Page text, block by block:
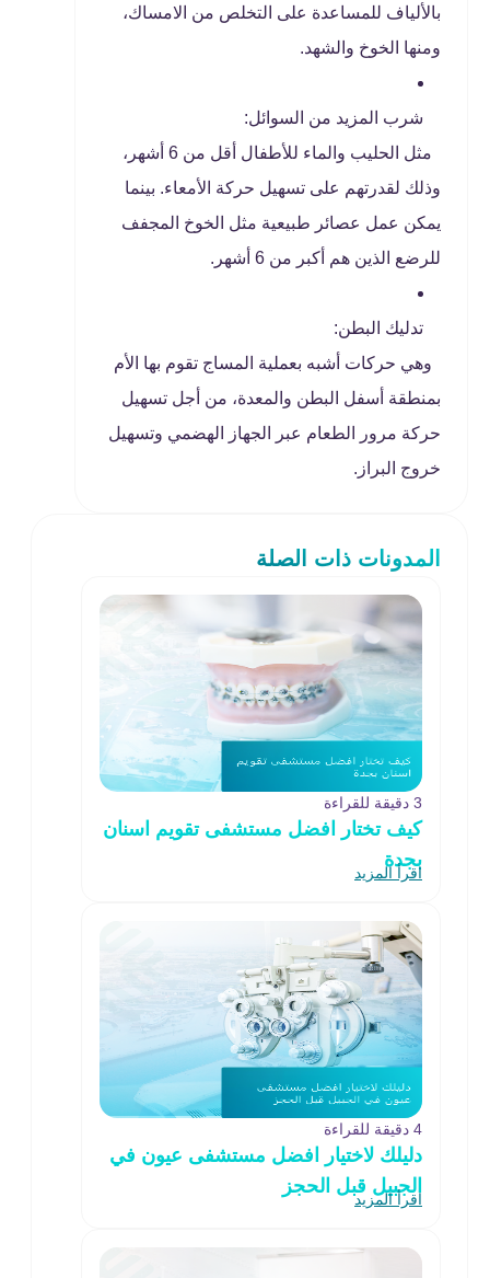
بالألياف للمساعدة على التخلص من الامساك،
ومنها الخوخ والشهد.
شرب المزيد من السوائل:
مثل الحليب والماء للأطفال أقل من 6 أشهر،
وذلك لقدرتهم على تسهيل حركة الأمعاء. بينما
يمكن عمل عصائر طبيعية مثل الخوخ المجفف
للرضع الذين هم أكبر من 6 أشهر.
تدليك البطن:
وهي حركات أشبه بعملية المساج تقوم بها الأم
بمنطقة أسفل البطن والمعدة، من أجل تسهيل
حركة مرور الطعام عبر الجهاز الهضمي وتسهيل
خروج البراز.
المدونات ذات الصلة
3 دقيقة للقراءة
كيف تختار افضل مستشفى تقويم اسنان
بجدة
اقرأ المزيد
4 دقيقة للقراءة
دليلك لاختيار افضل مستشفى عيون في
الجبيل قبل الحجز
اقرأ المزيد